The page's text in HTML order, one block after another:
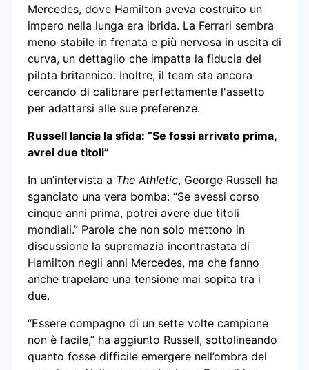
Mercedes, dove Hamilton aveva costruito un
impero nella lunga era ibrida. La Ferrari sembra
meno stabile in frenata e più nervosa in uscita di
curva, un dettaglio che impatta la fiducia del
pilota britannico. Inoltre, il team sta ancora
cercando di calibrare perfettamente l'assetto
per adattarsi alle sue preferenze.
Russell lancia la sfida: “Se fossi arrivato prima,
avrei due titoli”
In un’intervista a The Athletic, George Russell ha
sganciato una vera bomba: “Se avessi corso
cinque anni prima, potrei avere due titoli
mondiali.” Parole che non solo mettono in
discussione la supremazia incontrastata di
Hamilton negli anni Mercedes, ma che fanno
anche trapelare una tensione mai sopita tra i
due.
“Essere compagno di un sette volte campione
non è facile,” ha aggiunto Russell, sottolineando
quanto fosse difficile emergere nell’ombra del